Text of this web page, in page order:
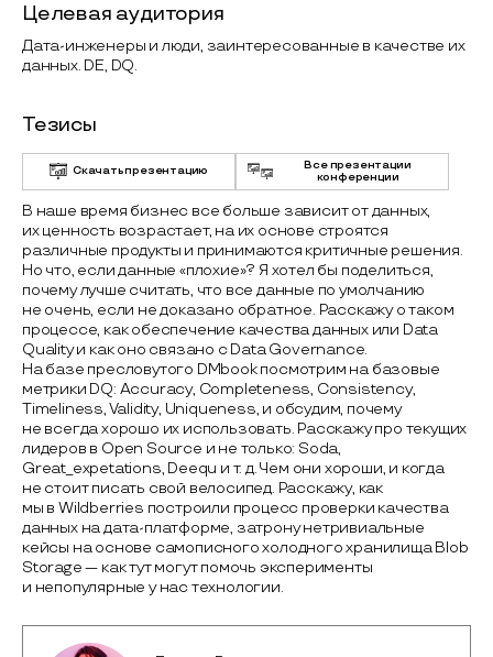
Целевая аудитория
Дата-инженеры и люди, заинтересованные в качестве их
данных. DE, DQ.
Тезисы
Скачать презентацию
Все презентации
конференции
В наше время бизнес все больше зависит от данных,
их ценность возрастает, на их основе строятся
различные продукты и принимаются критичные решения.
Но что, если данные «плохие»? Я хотел бы поделиться,
почему лучше считать, что все данные по умолчанию
не очень, если не доказано обратное. Расскажу о таком
процессе, как обеспечение качества данных или Data
Quality и как оно связано с Data Governance.
На базе пресловутого DMbook посмотрим на базовые
метрики DQ: Accuracy, Completeness, Consistency,
Timeliness, Validity, Uniqueness, и обсудим, почему
не всегда хорошо их использовать. Расскажу про текущих
лидеров в Open Source и не только: Soda,
Great_expetations, Deequ и т. д. Чем они хороши, и когда
не стоит писать свой велосипед. Расскажу, как
мы в Wildberries построили процесс проверки качества
данных на дата-платформе, затрону нетривиальные
кейсы на основе самописного холодного хранилища Blob
Storage — как тут могут помочь эксперименты
и непопулярные у нас технологии.